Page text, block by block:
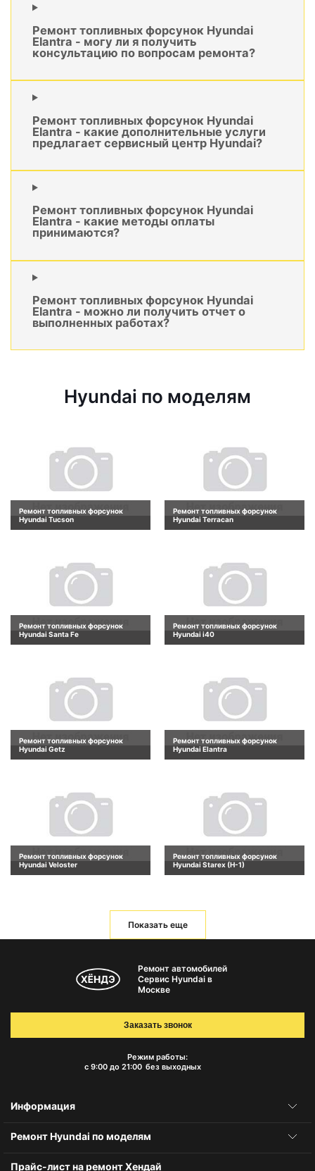
Ремонт топливных форсунок Hyundai
Elantra - могу ли я получить
консультацию по вопросам ремонта?
Ремонт топливных форсунок Hyundai
Elantra - какие дополнительные услуги
предлагает сервисный центр Hyundai?
Ремонт топливных форсунок Hyundai
Elantra - какие методы оплаты
принимаются?
Ремонт топливных форсунок Hyundai
Elantra - можно ли получить отчет о
выполненных работах?
Hyundai по моделям
Ремонт топливных форсунок
Hyundai Tucson
Ремонт топливных форсунок
Hyundai Terracan
Ремонт топливных форсунок
Hyundai Santa Fe
Ремонт топливных форсунок
Hyundai i40
Ремонт топливных форсунок
Hyundai Getz
Ремонт топливных форсунок
Hyundai Elantra
Ремонт топливных форсунок
Hyundai Veloster
Ремонт топливных форсунок
Hyundai Starex (H-1)
Показать еще
Ремонт автомобилей
Сервис Hyundai в
Москве
Режим работы:
с 9:00 до 21:00 без выходных
Заказать звонок
Информация
Ремонт Hyundai по моделям
Прайс-лист на ремонт Хендай